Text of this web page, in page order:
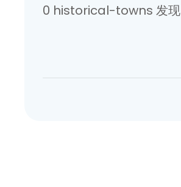
0 historical-towns 发现